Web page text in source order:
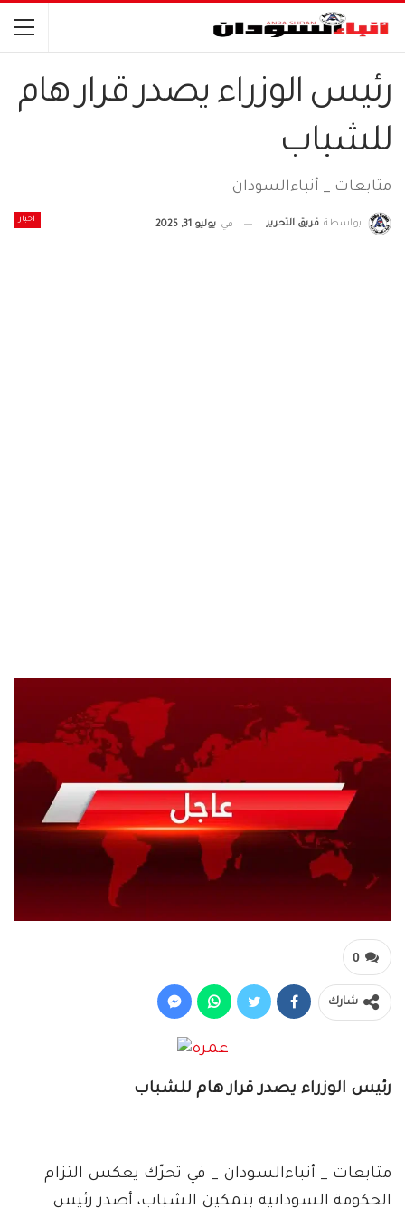
رئيس الوزراء يصدر قرار هام
للشباب
متابعات _ أنباءالسودان
اخبار بواسطة فريق التحرير في يوليو 31, 2025
0
شارك
رئيس الوزراء يصدر قرار هام للشباب
متابعات _ أنباءالسودان _ في تحرّك يعكس التزام
الحكومة السودانية بتمكين الشباب، أصدر رئيس